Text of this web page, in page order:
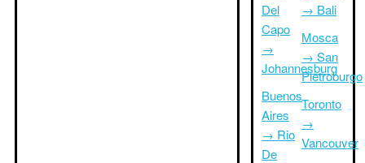
Del
Capo
→
Johannesburg
Buenos
Aires
→ Rio
De
→ Bali
Mosca
→ San
Pietroburgo
Toronto
→
Vancouver